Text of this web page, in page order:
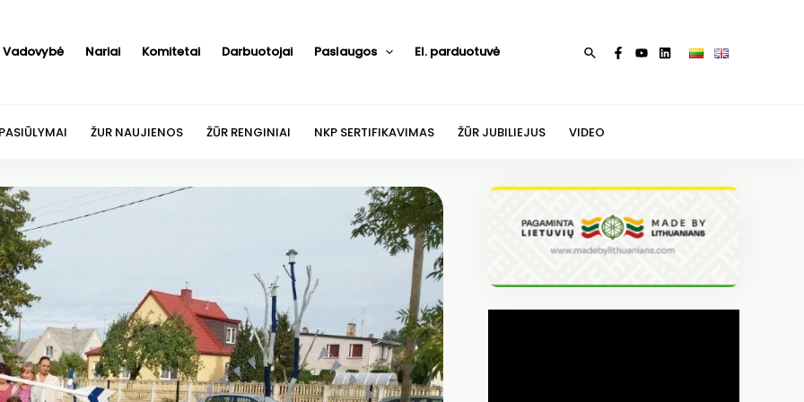
Vadovybė Nariai Komitetai Darbuotojai Paslaugos El. parduotuvė Paieška
ŽUR NAUJIENOS ŽŪR RENGINIAI NKP SERTIFIKAVIMAS ŽŪR JUBILIEJUS VIDEO